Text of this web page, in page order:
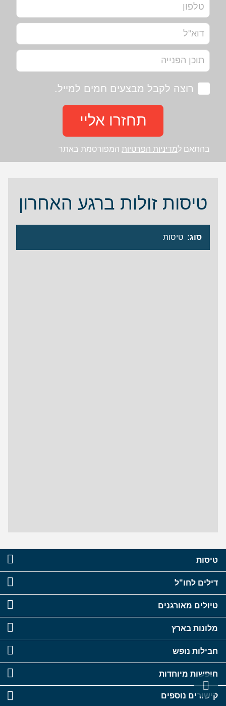
רוצה לקבל מבצעים חמים למייל.
תחזרו אליי
בהתאם למדיניות הפרטיות המפורסמת באתר
טיסות זולות ברגע האחרון
סוג
טיסות
דילים לחו"ל
טיולים מאורגנים
מלונות בארץ
חבילות נופש
חופשות מיוחדות
קישורים נוספים